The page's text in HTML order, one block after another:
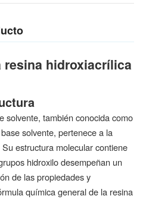
hidroxiacrílica
solvente, también conocida como
solvente, pertenece a la
estructura molecular contiene
hidroxilo desempeñan un
de las propiedades y
química general de la resina